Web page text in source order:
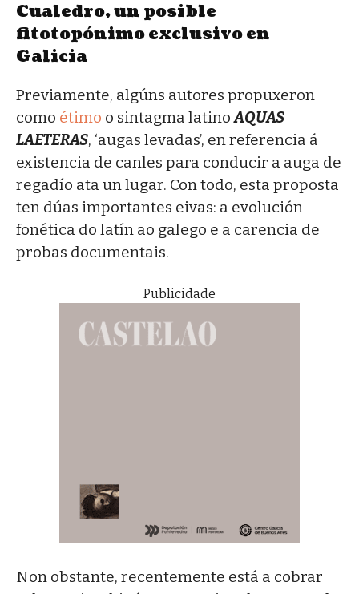
Cualedro, un posible
fitotopónimo exclusivo en
Galicia
Previamente, algúns autores propuxeron
como étimo o sintagma latinoAQUAS
LAETERAS, ‘augas levadas’, en referencia á
existencia de canles para conducir a auga de
regadío ata un lugar. Con todo, esta proposta
ten dúas importantes eivas: a evolución
fonética do latín ao galego e a carencia de
probas documentais.
Publicidade
Non obstante, recentemente está a cobrar